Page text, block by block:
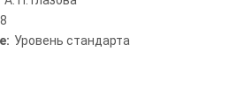
Уровень стандарта